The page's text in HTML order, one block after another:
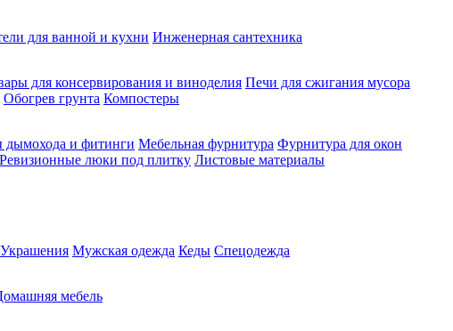
для ванной и кухни Инженерная сантехника
для консервирования и виноделия Печи для сжигания мусора
Обогрев грунта Компостеры
дымохода и фитинги Мебельная фурнитура Фурнитура для окон
Ревизионные люки под плитку Листовые материалы
Украшения Мужская одежда Кеды Спецодежда
мебель